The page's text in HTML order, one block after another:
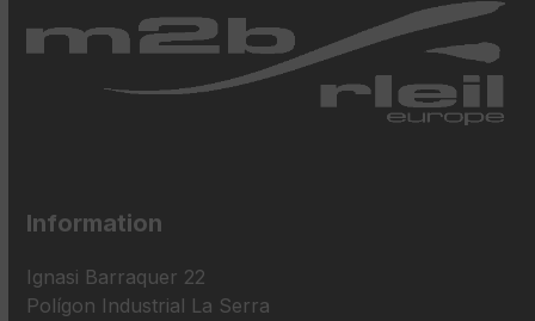
Information
Ignasi Barraquer 22
Polígon Industrial La Serra